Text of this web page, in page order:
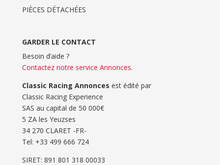
PIÈCES DÉTACHÉES
GARDER LE CONTACT
Besoin d’aide ?
Contactez notre service Annonces.
Classic Racing Annonces est édité par
Classic Racing Experience
SAS au capital de 50 000€
5 ZA les Yeuzses
34 270 CLARET -FR-
Tel: ‭+33 499 666 724‬
SIRET: 891 801 318 00033